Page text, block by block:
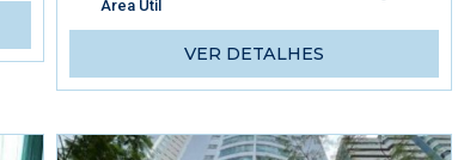
Área Útil
VER DETALHES